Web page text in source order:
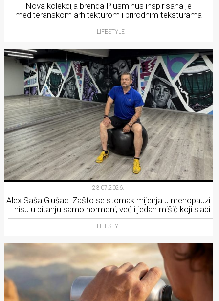
Nova kolekcija brenda Plusminus inspirisana je
mediteranskom arhitekturom i prirodnim teksturama
LIFESTYLE
23.07.2026.
Alex Saša Glušac: Zašto se stomak mijenja u menopauzi
– nisu u pitanju samo hormoni, već i jedan mišić koji slabi
LIFESTYLE